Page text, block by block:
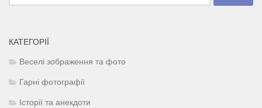
КАТЕГОРІЇ
Веселі зображення та фото
Гарні фотографії
Історії та анекдоти